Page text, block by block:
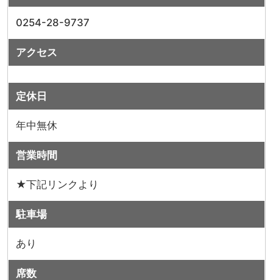
0254-28-9737
アクセス
定休日
年中無休
営業時間
★下記リンクより
駐車場
あり
席数